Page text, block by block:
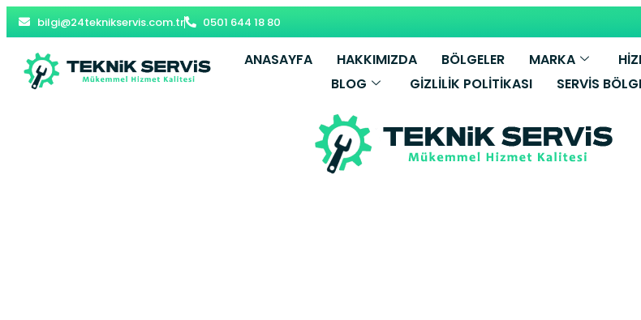
bilgi@24teknikservis.com.tr 0501 644 18 80
ANASAYFA HAKKIMIZDA BÖLGELER MARKA
BLOG
GIZLILIK POLITIKASI SERVIS